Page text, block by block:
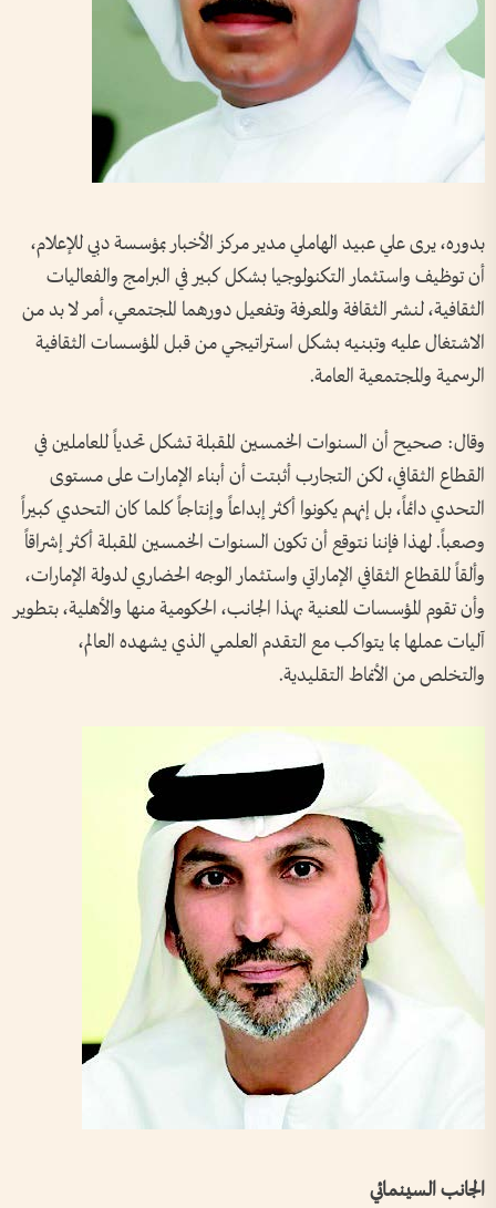
بدوره، يرى علي عبيد الهاملي مدير مركز الأخبار بمؤسسة دبي للإعلام،
أن توظيف واستثمار التكنولوجيا بشكل كبير في البرامج والفعاليات
الثقافية، لنشر الثقافة والمعرفة وتفعيل دورهما المجتمعي، أمر لا بد من
الاشتغال عليه وتبنيه بشكل استراتيجي من قبل المؤسسات الثقافية
الرسمية والمجتمعية العامة.
وقال: صحيح أن السنوات الخمسين المقبلة تشكل تحدياً للعاملين في
القطاع الثقافي، لكن التجارب أثبتت أن أبناء الإمارات على مستوى
التحدي دائماً، بل إنهم يكونوا أكثر إبداعاً وإنتاجاً كلما كان التحدي كبيراً
وصعباً. لهذا فإننا نتوقع أن تكون السنوات الخمسين المقبلة أكثر إشراقاً
وألقاً للقطاع الثقافي الإماراتي واستثمار الوجه الحضاري لدولة الإمارات،
وأن تقوم المؤسسات المعنية بهذا الجانب، الحكومية منها والأهلية، بتطوير
آليات عملها بما يتواكب مع التقدم العلمي الذي يشهده العالم،
والتخلص من الأنماط التقليدية.
الجانب السينمائي